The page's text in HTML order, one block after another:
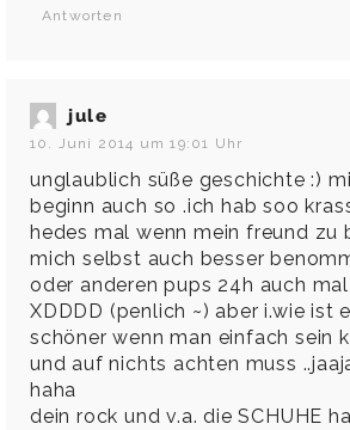
Antworten
jule
10. Juni 2014 um 19:01 Uhr
unglaublich süße geschichte :)
beginn auch so .ich hab soo
hedes mal wenn mein freund zu
mich selbst auch besser
oder anderen pups 24h auch
XDDDD (penlich ~) aber i.wie ist
schöner wenn man einfach sein
und auf nichts achten muss
haha
dein rock und v.a. die SCHUHE